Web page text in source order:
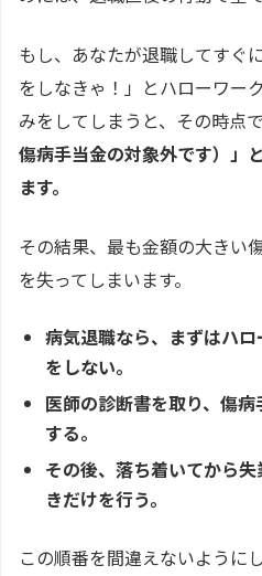
もし、あなたが退職してすぐ
をしなきゃ！」とハローワー
みをしてしまうと、その時点で
傷病手当金の対象外です）」
ます。
その結果、最も金額の大きい
を失ってしまいます。
病気退職なら、まずはハ
をしない。
医師の診断書を取り、傷
する。
その後、落ち着いてから
きだけを行う。
この順番を間違えないように